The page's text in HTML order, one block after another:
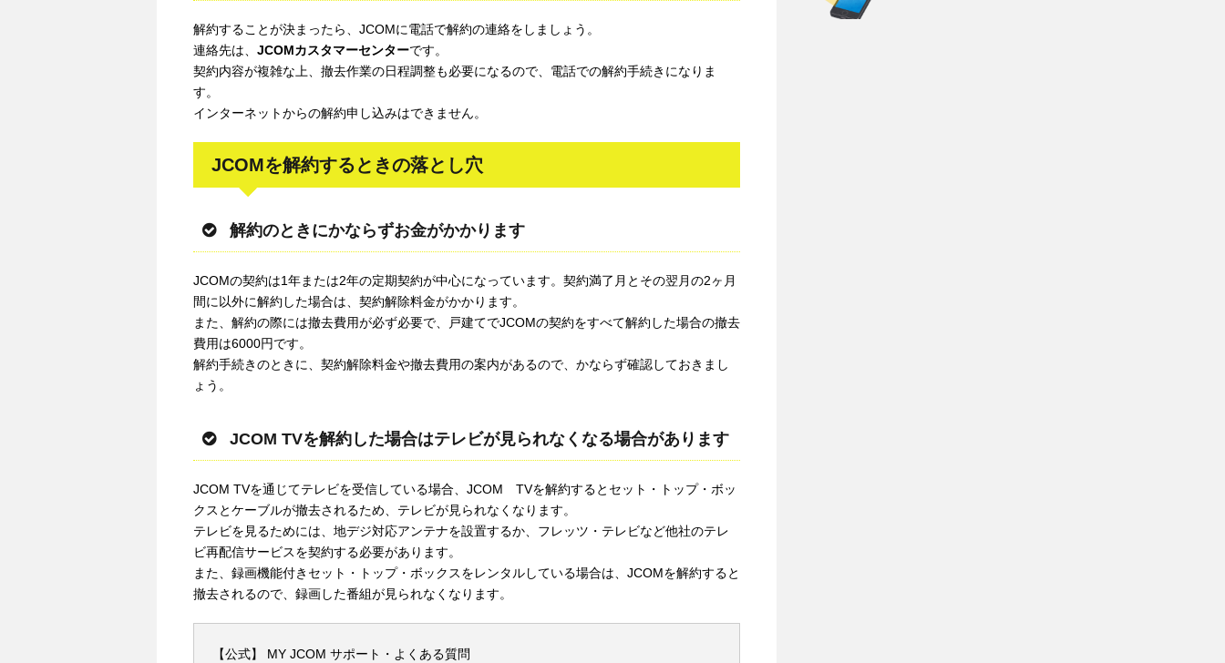
解約することが決まったら、JCOMに電話で解約の連絡をしましょう。
連絡先は、 JCOMカスタマーセンターです。
契約内容が複雑な上、撤去作業の日程調整も必要になるので、電話での解約手続きになりま
す。
インターネットからの解約申し込みはできません。
JCOMを解約するときの落とし穴
解約のときにかならずお金がかかります
JCOMの契約は1年または2年の定期契約が中心になっています。契約満了月とその翌月の2ヶ月
間に以外に解約した場合は、契約解除料金がかかります。
また、解約の際には撤去費用が必ず必要で、戸建てでJCOMの契約をすべて解約した場合の撤去
費用は6000円です。
解約手続きのときに、契約解除料金や撤去費用の案内があるので、かならず確認しておきまし
ょう。
JCOM TVを解約した場合はテレビが見られなくなる場合があります
JCOM TVを通じてテレビを受信している場合、JCOM TVを解約するとセット・トップ・ボッ
クスとケーブルが撤去されるため、テレビが見られなくなります。
テレビを見るためには、地デジ対応アンテナを設置するか、フレッツ・テレビなど他社のテレ
ビ再配信サービスを契約する必要があります。
また、録画機能付きセット・トップ・ボックスをレンタルしている場合は、JCOMを解約すると
撤去されるので、録画した番組が見られなくなります。
【公式】 MY JCOM サポート・よくある質問